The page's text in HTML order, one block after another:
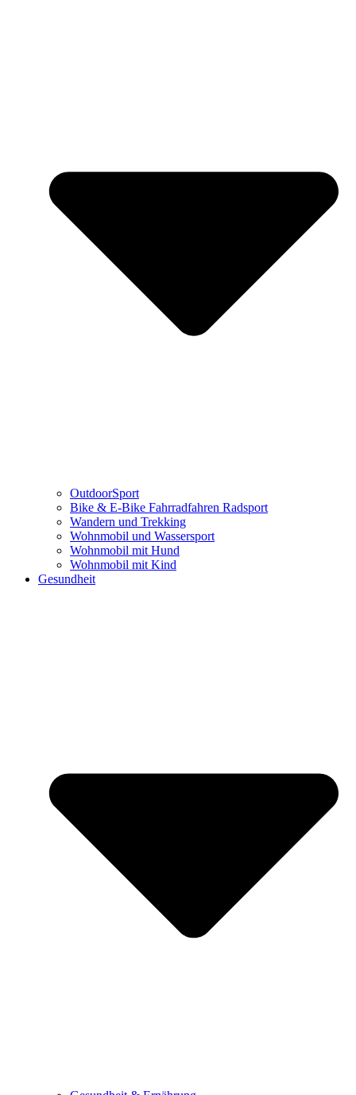
OutdoorSport
Bike & E-Bike Fahrradfahren Radsport
Wandern und Trekking
Wohnmobil und Wassersport
Wohnmobil mit Hund
Wohnmobil mit Kind
Gesundheit